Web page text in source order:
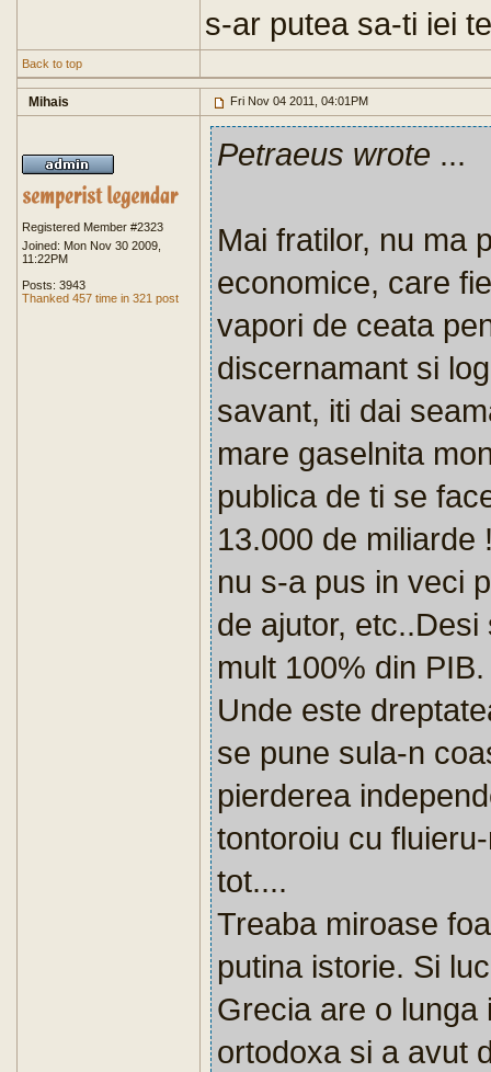
s-ar putea sa-ti iei
Back to top
Mihais Fri Nov 04 2011, 04:01PM
Registered Member #2323
Joined: Mon Nov 30 2009,
11:22PM
Posts: 3943
Thanked 457 time in 321 post
Petraeus wrote ...
Mai fratilor, nu ma
economice, care
vapori de ceata
discernamant si
savant, iti dai
mare gaselnita
publica de ti se
13.000 de miliarde
nu s-a pus in veci
de ajutor,
mult 100% din PIB.
Unde este
se pune sula-n
pierderea
tontoroiu cu
tot....
Treaba miroase
putina istorie. Si
Grecia are o
ortodoxa si a avut